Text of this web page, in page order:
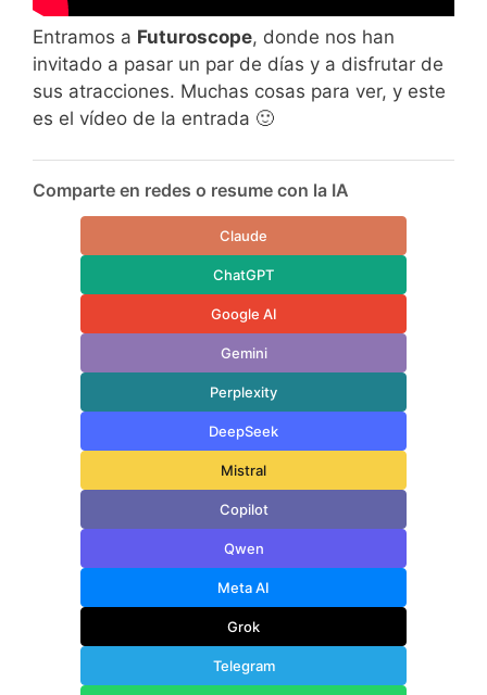
Entramos a Futuroscope, donde nos han
invitado a pasar un par de días y a disfrutar de
sus atracciones. Muchas cosas para ver, y este
es el vídeo de la entrada 🙂
Comparte en redes o resume con la IA
Claude
ChatGPT
Google AI
Gemini
Perplexity
DeepSeek
Mistral
Copilot
Qwen
Meta AI
Grok
Telegram